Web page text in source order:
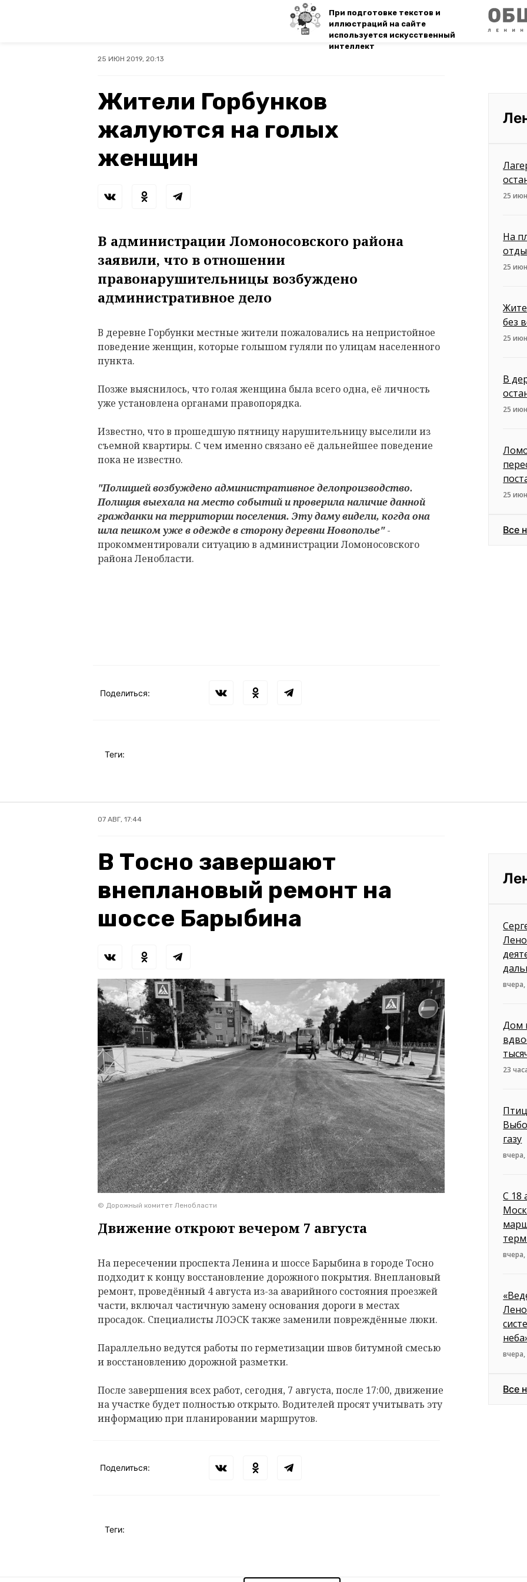
При подготовке текстов и
иллюстраций на сайте
используется искусственный
интеллект
25 ИЮН 2019, 20:13
Жители Горбунков
жалуются на голых
женщин
В администрации Ломоносовского района
заявили, что в отношении
правонарушительницы возбуждено
административное дело
В деревне Горбунки местные жители пожаловались на непристойное
поведение женщин, которые голышом гуляли по улицам населенного
пункта.
Позже выяснилось, что голая женщина была всего одна, её личность
уже установлена органами правопорядка.
Известно, что в прошедшую пятницу нарушительницу выселили из
съемной квартиры. С чем именно связано её дальнейшее поведение
пока не известно.
"Полицией возбуждено административное делопроизводство.
Полиция выехала на место событий и проверила наличие данной
гражданки на территории поселения. Эту даму видели, когда она
шла пешком уже в одежде в сторону деревни Новополье"-
прокомментировали ситуацию в администрации Ломоносовского
района Ленобласти.
Поделиться:
Теги:
25
На
25
без
25
В
25
25
Все
07 АВГ, 17:44
В Тосно завершают
внеплановый ремонт на
шоссе Барыбина
© Дорожный комитет Ленобласти
Движение откроют вечером 7 августа
На пересечении проспекта Ленина и шоссе Барыбина в городе Тосно
подходит к концу восстановление дорожного покрытия. Внеплановый
ремонт, проведённый 4 августа из-за аварийного состояния проезжей
части, включал частичную замену основания дороги в местах
просадок. Специалисты ЛОЭСК также заменили повреждённые люки.
Параллельно ведутся работы по герметизации швов битумной смесью
и восстановлению дорожной разметки.
После завершения всех работ, сегодня, 7 августа, после 17:00, движение
на участке будет полностью открыто. Водителей просят учитывать эту
информацию при планировании маршрутов.
Поделиться:
Теги:
Дом
23
газу
вчера,
С 18
вчера,
вчера,
Все